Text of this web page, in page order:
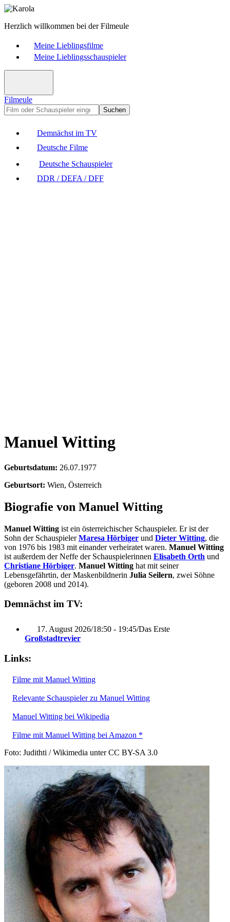
Herzlich willkommen bei der Filmeule
Meine Lieblingsfilme
Meine Lieblingsschauspieler
Filmeule
Suchen
Demnächst im TV
Deutsche Filme
Deutsche Schauspieler
DDR / DEFA / DFF
Manuel Witting
Geburtsdatum: 26.07.1977
Geburtsort: Wien, Österreich
Biografie von Manuel Witting
Manuel Witting ist ein österreichischer Schauspieler. Er ist der
Sohn der SchauspielerMaresa Hörbiger und Dieter Witting, die
von 1976 bis 1983 mit einander verheiratet waren. Manuel Witting
ist außerdem der Neffe der Schauspielerinnen Elisabeth Orth und
Christiane Hörbiger. Manuel Witting hat mit seiner
Lebensgefährtin, der Maskenbildnerin Julia Seilern, zwei Söhne
(geboren 2008 und 2014).
Demnächst im TV:
17. August 2026/18:50 - 19:45/Das Erste
Großstadtrevier
Links:
Filme mit Manuel Witting
Relevante Schauspieler zu Manuel Witting
Manuel Witting bei Wikipedia
Filme mit Manuel Witting bei Amazon *
Foto: Judithti / Wikimedia unter CC BY-SA 3.0